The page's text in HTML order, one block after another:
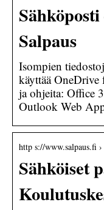
Salpaus
Isompien
käyttää
ja ohjeita: Office
Outlook Web
http s://www.salpaus.fi
Sähköiset